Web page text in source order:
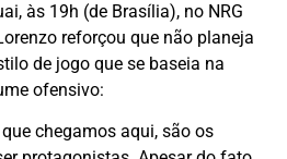
às 19h (de Brasília), no NRG
reforçou que não planeja
de jogo que se baseia na
ofensivo:
chegamos aqui, são os